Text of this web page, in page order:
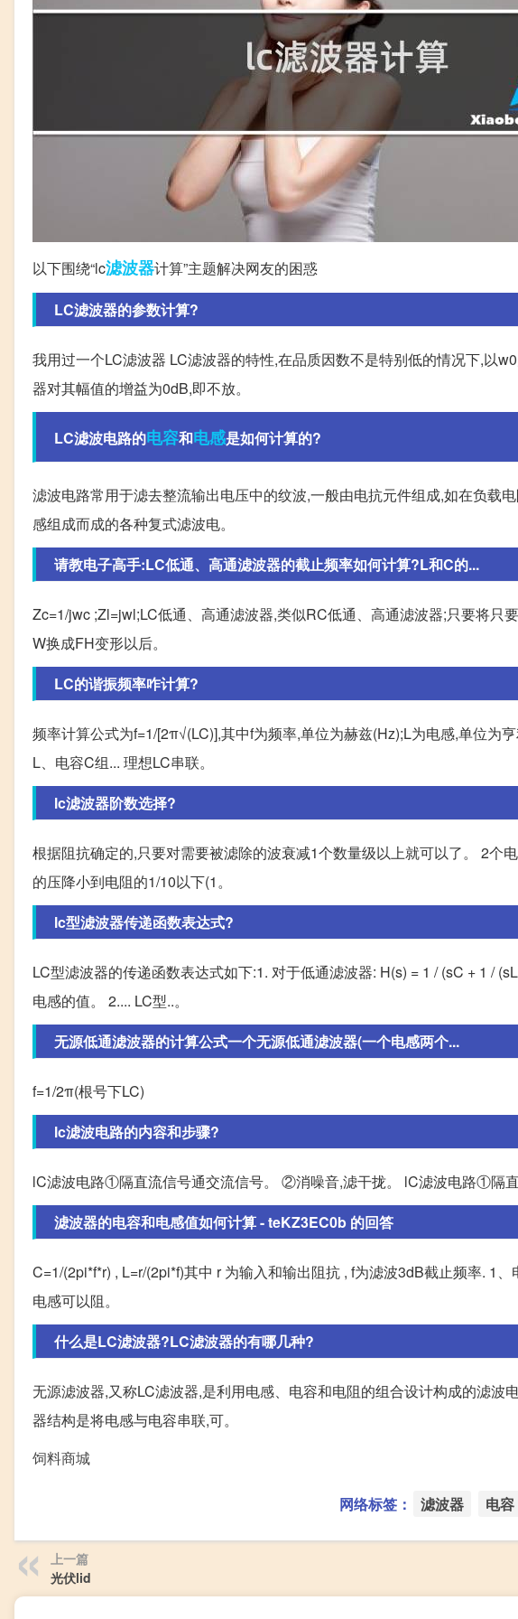
以下围绕“lc滤波器计算”主题解决网友的困惑
LC滤波器的参数计算?
我用过一个LC滤波器 LC滤波器的特性,在品质因数不是特别低的情况下,以
器对其幅值的增益为0dB,即不放。
LC滤波电路的电容和电感是如何计算的?
滤波电路常用于滤去整流输出电压中的纹波,一般由电抗元件组成,如在负载
感组成而成的各种复式滤波电。
请教电子高手:LC低通、高通滤波器的截止频率如何计算?L和C的...
Zc=1/jwc ;Zl=jwl;LC低通、高通滤波器,类似RC低通、高通滤波器;只要将只
W换成FH变形以后。
LC的谐振频率咋计算?
频率计算公式为f=1/[2π√(LC)],其中f为频率,单位为赫兹(Hz);L为电感,单位为
L、电容C组... 理想LC串联。
lc滤波器阶数选择?
根据阻抗确定的,只要对需要被滤除的波衰减1个数量级以上就可以了。 2个
的压降小到电阻的1/10以下(1。
lc型滤波器传递函数表达式?
LC型滤波器的传递函数表达式如下:1. 对于低通滤波器: H(s) = 1 / (sC + 1 /
电感的值。 2.... LC型..。
无源低通滤波器的计算公式一个无源低通滤波器(一个电感两个...
f=1/2π(根号下LC)
lc滤波电路的内容和步骤?
lC滤波电路①隔直流信号通交流信号。 ②消噪音,滤干拢。 lC滤波电路①隔
滤波器的电容和电感值如何计算 - teKZ3EC0b 的回答
C=1/(2pi*f*r) , L=r/(2pi*f)其中 r 为输入和输出阻抗 , f为滤波3dB截止频率. 1
电感可以阻。
什么是LC滤波器?LC滤波器的有哪几种?
无源滤波器,又称LC滤波器,是利用电感、电容和电阻的组合设计构成的滤波
器结构是将电感与电容串联,可。
饲料商城
网络标签： 滤波器 电容
上一篇
光伏lid